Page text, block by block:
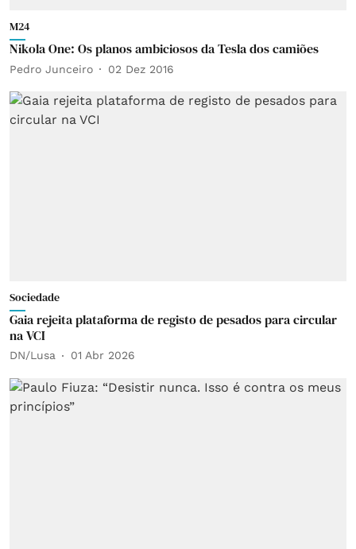
M24
Nikola One: Os planos ambiciosos da Tesla dos camiões
Pedro Junceiro 02 Dez 2016
Sociedade
Gaia rejeita plataforma de registo de pesados para circular
na VCI
DN/Lusa 01 Abr 2026